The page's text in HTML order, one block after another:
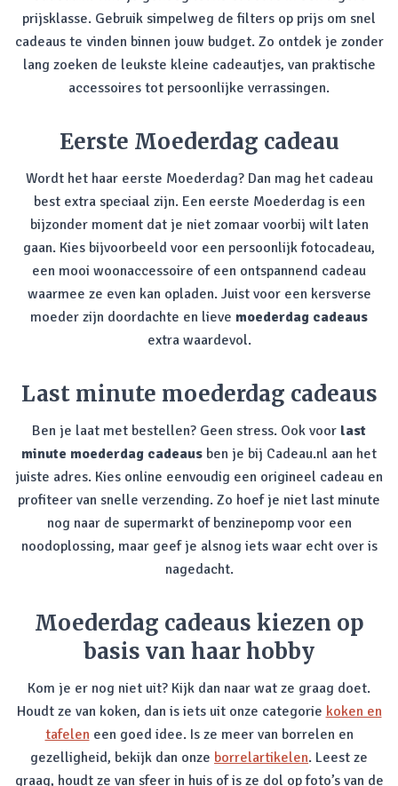
prijsklasse. Gebruik simpelweg de filters op prijs om snel
cadeaus te vinden binnen jouw budget. Zo ontdek je zonder
lang zoeken de leukste kleine cadeautjes, van praktische
accessoires tot persoonlijke verrassingen.
Eerste Moederdag cadeau
Wordt het haar eerste Moederdag? Dan mag het cadeau
best extra speciaal zijn. Een eerste Moederdag is een
bijzonder moment dat je niet zomaar voorbij wilt laten
gaan. Kies bijvoorbeeld voor een persoonlijk fotocadeau,
een mooi woonaccessoire of een ontspannend cadeau
waarmee ze even kan opladen. Juist voor een kersverse
moeder zijn doordachte en lieve moederdag cadeaus
extra waardevol.
Last minute moederdag cadeaus
Ben je laat met bestellen? Geen stress. Ook voor last
minute moederdag cadeaus ben je bij Cadeau.nl aan het
juiste adres. Kies online eenvoudig een origineel cadeau en
profiteer van snelle verzending. Zo hoef je niet last minute
nog naar de supermarkt of benzinepomp voor een
noodoplossing, maar geef je alsnog iets waar echt over is
nagedacht.
Moederdag cadeaus kiezen op
basis van haar hobby
Kom je er nog niet uit? Kijk dan naar wat ze graag doet.
Houdt ze van koken, dan is iets uit onze categorie koken en
tafelen een goed idee. Is ze meer van borrelen en
gezelligheid, bekijk dan onze borrelartikelen. Leest ze
graag, houdt ze van sfeer in huis of is ze dol op foto’s van de